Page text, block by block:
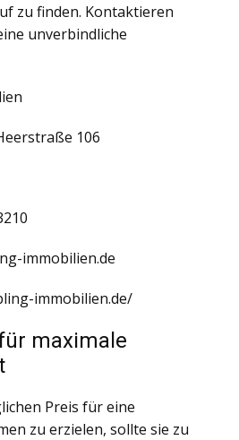
zu finden. Kontaktieren
unverbindliche
106
immobilien.de
immobilien.de/
maximale
Preis für eine
zu erzielen, sollte sie zu